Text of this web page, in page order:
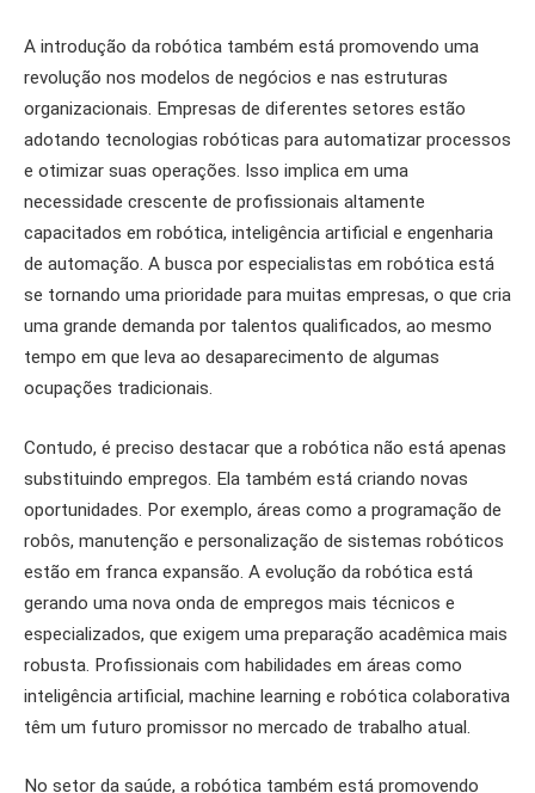
A introdução da robótica também está promovendo uma
revolução nos modelos de negócios e nas estruturas
organizacionais. Empresas de diferentes setores estão
adotando tecnologias robóticas para automatizar processos
e otimizar suas operações. Isso implica em uma
necessidade crescente de profissionais altamente
capacitados em robótica, inteligência artificial e engenharia
de automação. A busca por especialistas em robótica está
se tornando uma prioridade para muitas empresas, o que cria
uma grande demanda por talentos qualificados, ao mesmo
tempo em que leva ao desaparecimento de algumas
ocupações tradicionais.
Contudo, é preciso destacar que a robótica não está apenas
substituindo empregos. Ela também está criando novas
oportunidades. Por exemplo, áreas como a programação de
robôs, manutenção e personalização de sistemas robóticos
estão em franca expansão. A evolução da robótica está
gerando uma nova onda de empregos mais técnicos e
especializados, que exigem uma preparação acadêmica mais
robusta. Profissionais com habilidades em áreas como
inteligência artificial, machine learning e robótica colaborativa
têm um futuro promissor no mercado de trabalho atual.
No setor da saúde, a robótica também está promovendo